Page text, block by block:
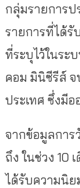
กลุ่มรายการป
รายการที่ได้รั
ที่ระบุไว้ในระ
คอม มินิซีรีส์ จ
ประเทศ ซึ่งมี
จากข้อมูลการ
ถึง ในช่วง 10
ได้รับความนิ